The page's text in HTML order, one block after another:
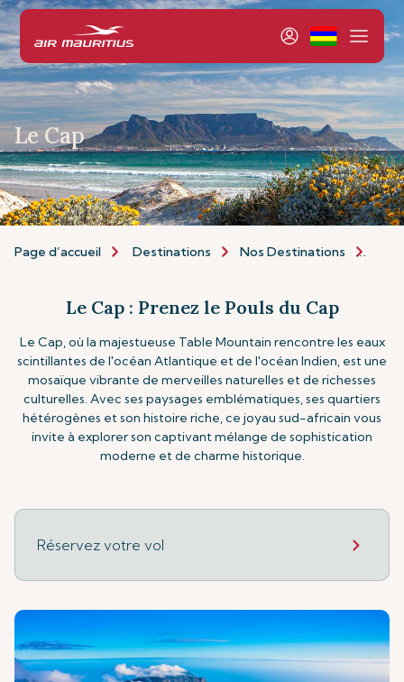
Le Cap
Page d’accueil Destinations Nos Destinations
Le Cap : Prenez le Pouls du Cap
Le Cap, où la majestueuse Table Mountain rencontre les eaux
scintillantes de l'océan Atlantique et de l'océan Indien, est une
mosaïque vibrante de merveilles naturelles et de richesses
culturelles. Avec ses paysages emblématiques, ses quartiers
hétérogènes et son histoire riche, ce joyau sud-africain vous
invite à explorer son captivant mélange de sophistication
moderne et de charme historique.
Réservez votre vol